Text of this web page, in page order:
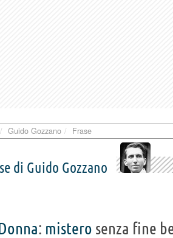
Guido Gozzano Frase
di Guido Gozzano
: mistero senza fine